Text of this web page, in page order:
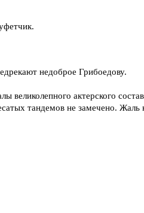
недоброе Грибоедову.
великолепного актерского
тандемов не замечено. Жаль